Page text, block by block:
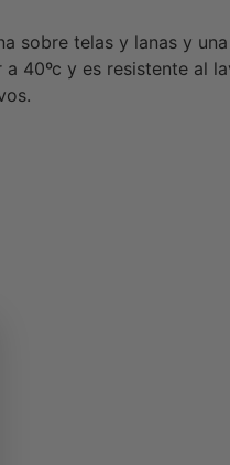
sobre telas y lanas y
40ºc y es resistente al